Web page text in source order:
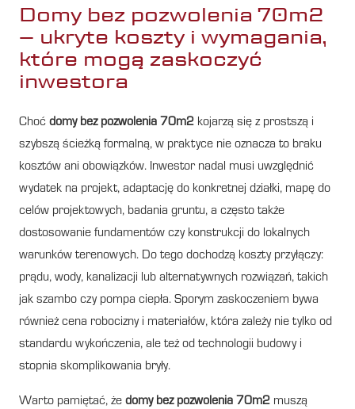
Domy bez pozwolenia 70m2
– ukryte koszty i wymagania,
które mogą zaskoczyć
inwestora
Choć domy bez pozwolenia 70m2 kojarzą się z prostszą i
szybszą ścieżką formalną, w praktyce nie oznacza to braku
kosztów ani obowiązków. Inwestor nadal musi uwzględnić
wydatek na projekt, adaptację do konkretnej działki, mapę do
celów projektowych, badania gruntu, a często także
dostosowanie fundamentów czy konstrukcji do lokalnych
warunków terenowych. Do tego dochodzą koszty przyłączy:
prądu, wody, kanalizacji lub alternatywnych rozwiązań, takich
jak szambo czy pompa ciepła. Sporym zaskoczeniem bywa
również cena robocizny i materiałów, która zależy nie tylko od
standardu wykończenia, ale też od technologii budowy i
stopnia skomplikowania bryły.
Warto pamiętać, że domy bez pozwolenia 70m2 muszą